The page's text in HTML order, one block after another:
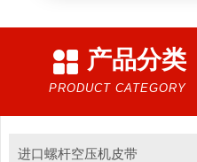
产品分类
PRODUCT CATEGORY
进口螺杆空压机皮带